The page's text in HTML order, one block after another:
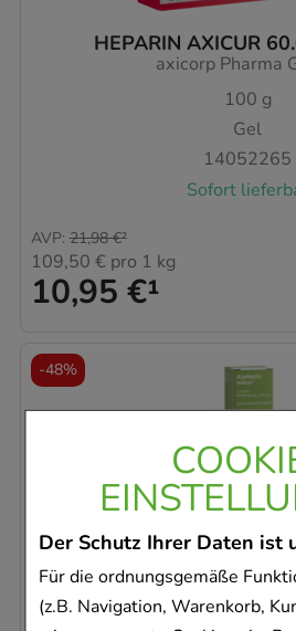
Der Schutz Ihrer Daten ist
Für die ordnungsgemäße
(z.B. Navigation, Warenkorb,
HEPARIN AXICUR
axicorp Pharma
100 g
Gel
14052265
Sofort
10,95 €¹
AVP: 21,98 €²
109,50 € pro 1 kg
AZELASTIN axicur 1 mg/
Lösung
axicorp Pharma
10ml
-48%